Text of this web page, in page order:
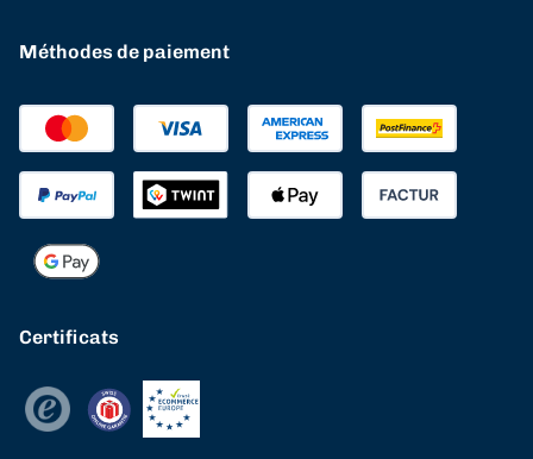
Méthodes de paiement
Certificats